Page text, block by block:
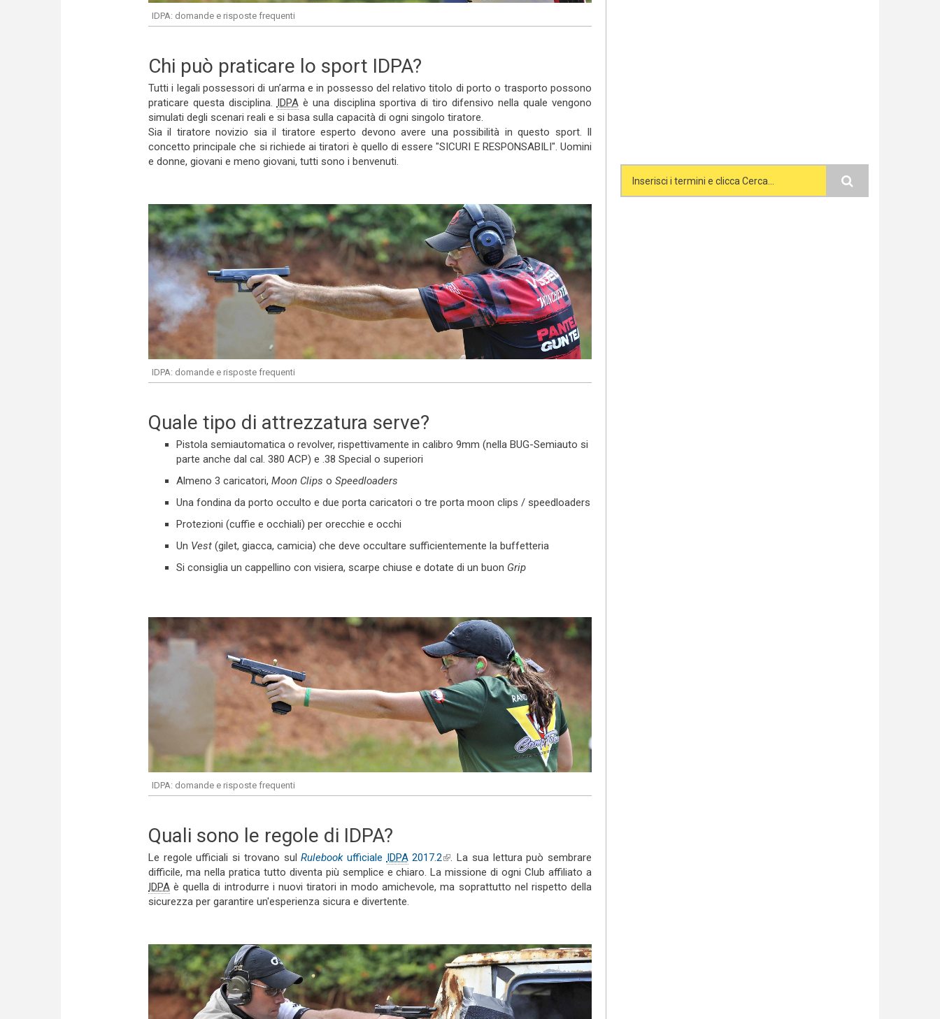
IDPA: domande e risposte frequenti
Chi può praticare lo sport IDPA?
Tutti i legali possessori di un’arma e in possesso del relativo titolo di porto o trasporto possono
praticare questa disciplina. IDPAè una disciplina sportiva di tiro difensivo nella quale vengono
simulati degli scenari reali e si basa sulla capacità di ogni singolo tiratore.
Sia il tiratore novizio sia il tiratore esperto devono avere una possibilità in questo sport. Il
concetto principale che si richiede ai tiratori è quello di essere "SICURI E RESPONSABILI". Uomini
e donne, giovani e meno giovani, tutti sono i benvenuti.
IDPA: domande e risposte frequenti
Quale tipo di attrezzatura serve?
Pistola semiautomatica o revolver, rispettivamente in calibro 9mm (nella BUG-Semiauto si
parte anche dal cal. 380 ACP) e .38 Special o superiori
Almeno 3 caricatori, Moon Clips o Speedloaders
Una fondina da porto occulto e due porta caricatori o tre porta moon clips / speedloaders
Protezioni (cuffie e occhiali) per orecchie e occhi
Un Vest (gilet, giacca, camicia) che deve occultare sufficientemente la buffetteria
Si consiglia un cappellino con visiera, scarpe chiuse e dotate di un buon Grip
IDPA: domande e risposte frequenti
Quali sono le regole di IDPA?
Le regole ufficiali si trovano sulRulebookufficiale IDPA2017.2(link is external)
. La sua lettura può sembrare
difficile, ma nella pratica tutto diventa più semplice e chiaro. La missione di ogni Club affiliato a
IDPA è quella di introdurre i nuovi tiratori in modo amichevole, ma soprattutto nel rispetto della
sicurezza per garantire un'esperienza sicura e divertente.
Search form